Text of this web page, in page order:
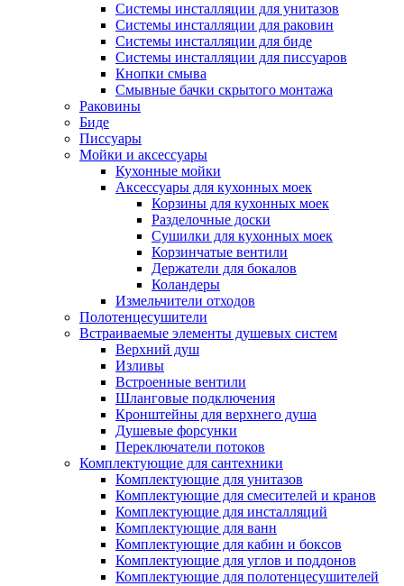
Системы инсталляции для унитазов
Системы инсталляции для раковин
Системы инсталляции для биде
Системы инсталляции для писсуаров
Кнопки смыва
Смывные бачки скрытого монтажа
Раковины
Биде
Писсуары
Мойки и аксессуары
Кухонные мойки
Аксессуары для кухонных моек
Корзины для кухонных моек
Разделочные доски
Сушилки для кухонных моек
Корзинчатые вентили
Держатели для бокалов
Коландеры
Измельчители отходов
Полотенцесушители
Встраиваемые элементы душевых систем
Верхний душ
Изливы
Встроенные вентили
Шланговые подключения
Кронштейны для верхнего душа
Душевые форсунки
Переключатели потоков
Комплектующие для сантехники
Комплектующие для унитазов
Комплектующие для смесителей и кранов
Комплектующие для инсталляций
Комплектующие для ванн
Комплектующие для кабин и боксов
Комплектующие для углов и поддонов
Комплектующие для полотенцесушителей